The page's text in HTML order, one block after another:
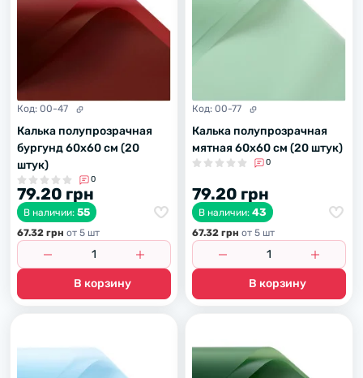
Код: 00-47
Калька полупрозрачная
бургунд 60х60 см (20
штук)
0
79.20 грн
В наличии: 55
67.32 грн от 5 шт
В корзину
Код: 00-77
Калька полупрозрачная
мятная 60х60 см (20 штук)
0
79.20 грн
В наличии: 43
67.32 грн от 5 шт
В корзину